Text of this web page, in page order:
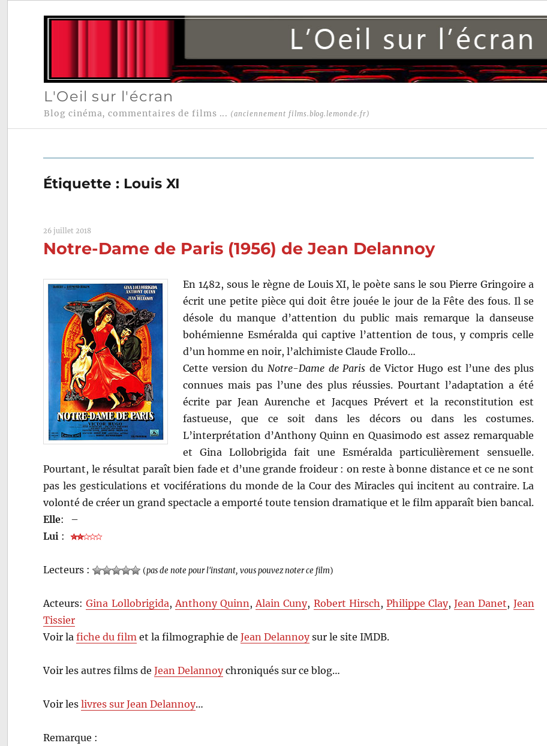
L'Oeil sur l'écran
Blog cinéma, commentaires de films ... (anciennement films.blog.lemonde.fr)
Étiquette : Louis XI
26 juillet 2018
Notre-Dame de Paris (1956) de Jean Delannoy
En 1482, sous le règne de Louis XI, le poète sans le sou Pierre Gringoire a
écrit une petite pièce qui doit être jouée le jour de la Fête des fous. Il se
désole du manque d’attention du public mais remarque la danseuse
bohémienne Esméralda qui captive l’attention de tous, y compris celle
d’un homme en noir, l’alchimiste Claude Frollo…
Cette version du Notre-Dame de Paris de Victor Hugo est l’une des plus
connues mais pas l’une des plus réussies. Pourtant l’adaptation a été
écrite par Jean Aurenche et Jacques Prévert et la reconstitution est
fastueuse, que ce soit dans les décors ou dans les costumes.
L’interprétation d’Anthony Quinn en Quasimodo est assez remarquable
et Gina Lollobrigida fait une Esméralda particulièrement sensuelle.
Pourtant, le résultat paraît bien fade et d’une grande froideur : on reste à bonne distance et ce ne sont
pas les gesticulations et vociférations du monde de la Cour des Miracles qui incitent au contraire. La
volonté de créer un grand spectacle a emporté toute tension dramatique et le film apparaît bien bancal.
Elle:
–
Lui :
Lecteurs : (pas de note pour l'instant, vous pouvez noter ce film)
Acteurs:Gina Lollobrigida, Anthony Quinn , Alain Cuny, Robert Hirsch , Philippe Clay,Jean Danet, Jean
Tissier
Voir lafiche du film et la filmographie deJean Delannoysur le site IMDB.
Voir les autres films deJean Delannoychroniqués sur ce blog…
Voir leslivres sur Jean Delannoy…
Remarque :